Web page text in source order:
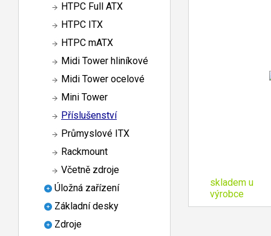
HTPC Full ATX
HTPC ITX
HTPC mATX
Midi Tower hliníkové
Midi Tower ocelové
Mini Tower
Příslušenství
Průmyslové ITX
Rackmount
Včetně zdroje
Úložná zařízení
Základní desky
Zdroje
skladem u
výrobce